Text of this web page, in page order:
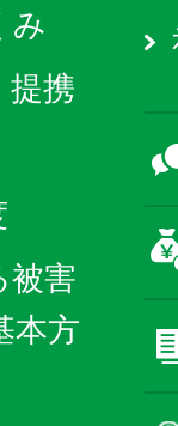
み
提携
被害
本方